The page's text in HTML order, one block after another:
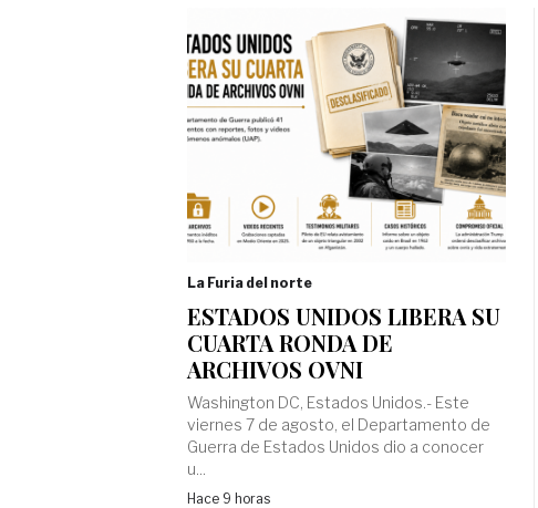
La Furia del norte
ESTADOS UNIDOS LIBERA SU
CUARTA RONDA DE
ARCHIVOS OVNI
Washington DC, Estados Unidos.- Este
viernes 7 de agosto, el Departamento de
Guerra de Estados Unidos dio a conocer
u...
Hace 9 horas